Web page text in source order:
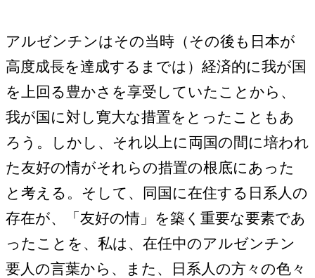
アルゼンチンはその当時（その後も日本が
高度成長を達成するまでは）経済的に我が国
を上回る豊かさを享受していたことから、
我が国に対し寛大な措置をとったこともあ
ろう。しかし、それ以上に両国の間に培われ
た友好の情がそれらの措置の根底にあった
と考える。そして、同国に在住する日系人の
存在が、「友好の情」を築く重要な要素であ
ったことを、私は、在任中のアルゼンチン
要人の言葉から、また、日系人の方々の色々